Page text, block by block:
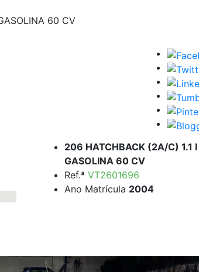
60 CV
206 HATCHBACK (2A/C) 1.1 I
GASOLINA 60 CV
Ref.ª VT2601696
Ano Matrícula 2004